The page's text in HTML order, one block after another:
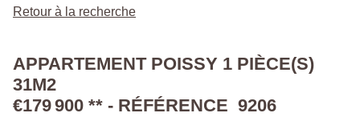
Retour à la recherche
APPARTEMENT POISSY 1 PIÈCE(S)
31M2
€179 900 ** - RÉFÉRENCE 9206